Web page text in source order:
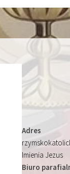
Adres
Imienia Jezus
Biuro